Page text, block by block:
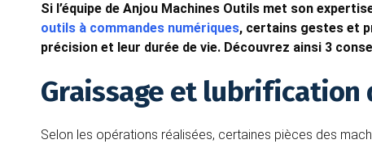
Si l’équipe de Anjou Machines Outils met son
outils à commandes numériques, certains gestes et
précision et leur durée de vie. Découvrez ainsi 3
Graissage et lubrification
Selon les opérations réalisées, certaines pièces des